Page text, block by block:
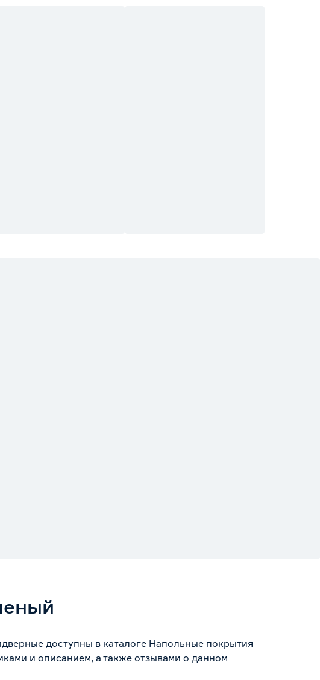
доступны в каталоге Напольные покрытия
и описанием, а также отзывами о данном